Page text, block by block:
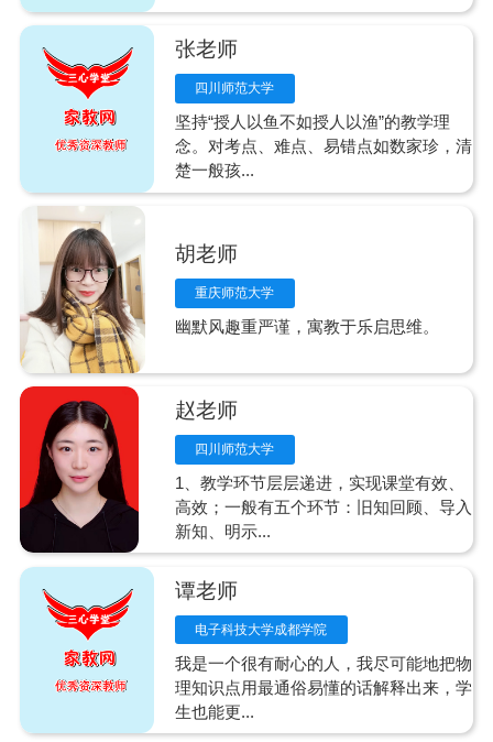
张老师
四川师范大学
坚持“授人以鱼不如授人以渔”的教学理
念。对考点、难点、易错点如数家珍，清
楚一般孩...
胡老师
重庆师范大学
幽默风趣重严谨，寓教于乐启思维。
赵老师
四川师范大学
1、教学环节层层递进，实现课堂有效、
高效；一般有五个环节：旧知回顾、导入
新知、明示...
谭老师
电子科技大学成都学院
我是一个很有耐心的人，我尽可能地把物
理知识点用最通俗易懂的话解释出来，学
生也能更...